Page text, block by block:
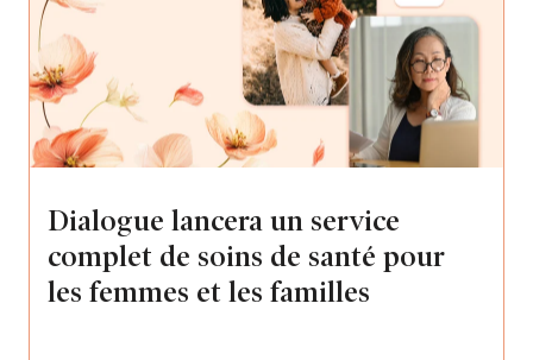
Dialogue lancera un service
complet de soins de santé pour
les femmes et les familles